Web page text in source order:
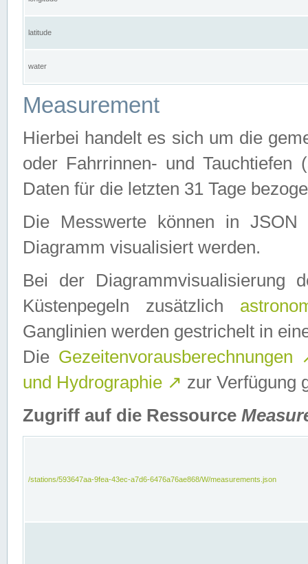
latitude
water
Measurement
Hierbei handelt es sich um die
oder Fahrrinnen- und Tauchtiefen
Daten für die letzten 31 Tage
Die Messwerte können in
Diagramm visualisiert werden.
Bei der Diagrammvisualisierung
Küstenpegeln zusätzlich
Ganglinien werden gestrichelt in
Die Gezeitenvorausberechnungen
und Hydrographie ↗ zur Verfügung
Zugriff auf die Ressource
/stations/593647aa-9fea-43ec-a7d6-6476a76ae868/W/measurements.json